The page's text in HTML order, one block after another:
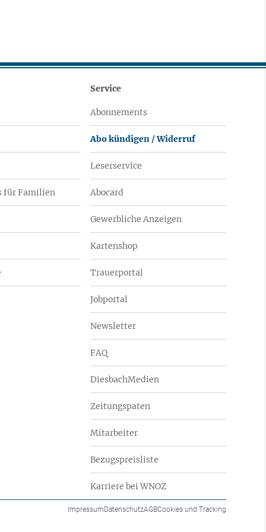
für Familien
Service
Abonnements
Abo kündigen / Widerruf
Leserservice
Abocard
Gewerbliche Anzeigen
Kartenshop
Trauerportal
Jobportal
Newsletter
FAQ
DiesbachMedien
Zeitungspaten
Mitarbeiter
Bezugspreisliste
Karriere bei WNOZ
ImpressumDatenschutzAGBCookies und Tracking